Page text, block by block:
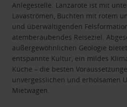
Anlegestelle. Lanzarote ist mit
Lavaströmen, Buchten mit rotem
und überwältigenden
atemberaubendes Reiseziel.
außergewöhnlichen Geologie
entspannte Kultur, ein mildes
Küche – die besten
unvergesslichen und erholsamen
Mietwagen.